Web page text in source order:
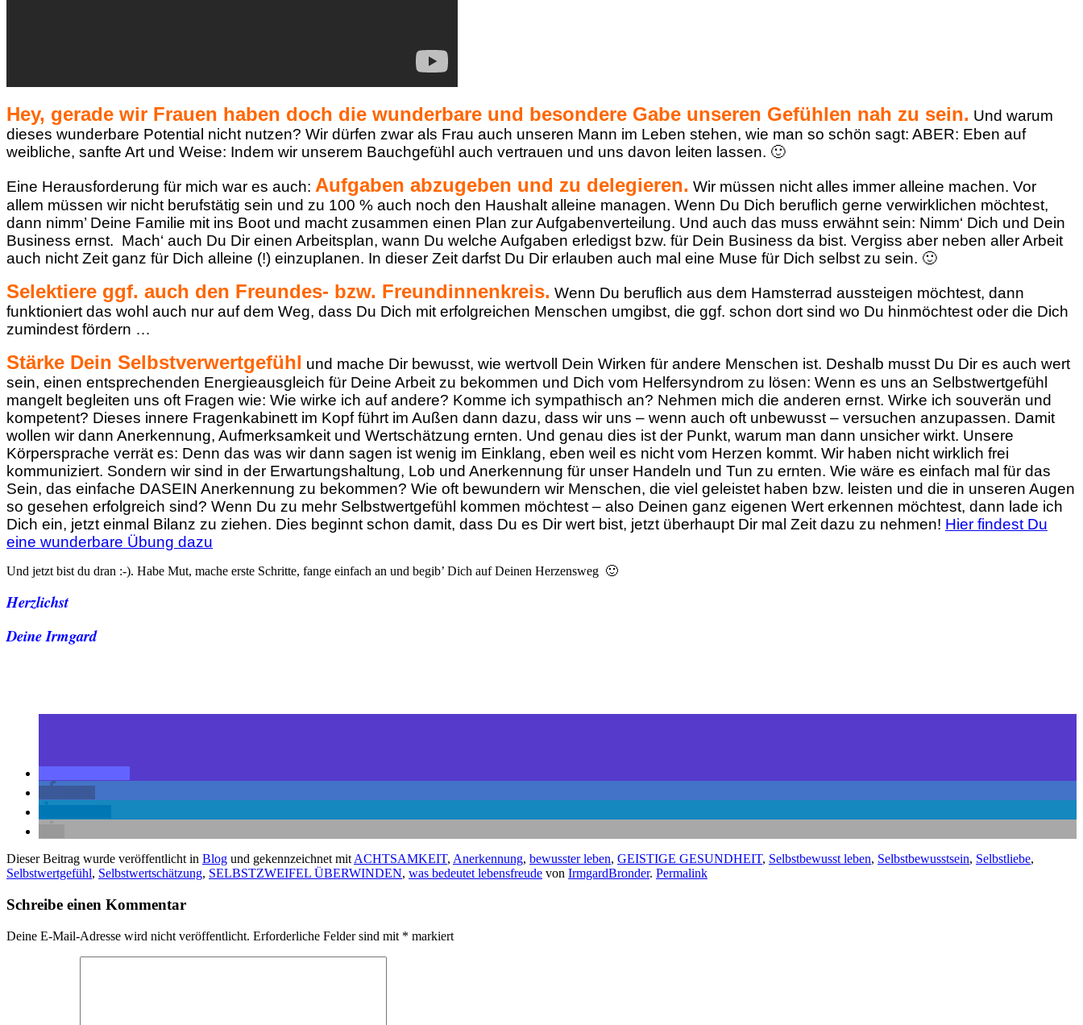
Hey, gerade wir Frauen haben doch die wunderbare und besondere Gabe unseren Gefühlen nah zu sein. Und warum
dieses wunderbare Potential nicht nutzen? Wir dürfen zwar als Frau auch unseren Mann im Leben stehen, wie man so schön sagt: ABER: Eben auf
weibliche, sanfte Art und Weise: Indem wir unserem Bauchgefühl auch vertrauen und uns davon leiten lassen. 🙂
Eine Herausforderung für mich war es auch: Aufgaben abzugeben und zu delegieren. Wir müssen nicht alles immer alleine machen. Vor
allem müssen wir nicht berufstätig sein und zu 100 % auch noch den Haushalt alleine managen. Wenn Du Dich beruflich gerne verwirklichen möchtest,
dann nimm’ Deine Familie mit ins Boot und macht zusammen einen Plan zur Aufgabenverteilung. Und auch das muss erwähnt sein: Nimm‘ Dich und Dein
Business ernst. Mach‘ auch Du Dir einen Arbeitsplan, wann Du welche Aufgaben erledigst bzw. für Dein Business da bist. Vergiss aber neben aller Arbeit
auch nicht Zeit ganz für Dich alleine (!) einzuplanen. In dieser Zeit darfst Du Dir erlauben auch mal eine Muse für Dich selbst zu sein. 🙂
Selektiere ggf. auch den Freundes- bzw. Freundinnenkreis. Wenn Du beruflich aus dem Hamsterrad aussteigen möchtest, dann
funktioniert das wohl auch nur auf dem Weg, dass Du Dich mit erfolgreichen Menschen umgibst, die ggf. schon dort sind wo Du hinmöchtest oder die Dich
zumindest fördern …
Stärke Dein Selbstverwertgefühl und mache Dir bewusst, wie wertvoll Dein Wirken für andere Menschen ist. Deshalb musst Du Dir es auch wert
sein, einen entsprechenden Energieausgleich für Deine Arbeit zu bekommen und Dich vom Helfersyndrom zu lösen: Wenn es uns an Selbstwertgefühl
mangelt begleiten uns oft Fragen wie: Wie wirke ich auf andere? Komme ich sympathisch an? Nehmen mich die anderen ernst. Wirke ich souverän und
kompetent? Dieses innere Fragenkabinett im Kopf führt im Außen dann dazu, dass wir uns – wenn auch oft unbewusst – versuchen anzupassen. Damit
wollen wir dann Anerkennung, Aufmerksamkeit und Wertschätzung ernten. Und genau dies ist der Punkt, warum man dann unsicher wirkt. Unsere
Körpersprache verrät es: Denn das was wir dann sagen ist wenig im Einklang, eben weil es nicht vom Herzen kommt. Wir haben nicht wirklich frei
kommuniziert. Sondern wir sind in der Erwartungshaltung, Lob und Anerkennung für unser Handeln und Tun zu ernten. Wie wäre es einfach mal für das
Sein, das einfache DASEIN Anerkennung zu bekommen? Wie oft bewundern wir Menschen, die viel geleistet haben bzw. leisten und die in unseren Augen
so gesehen erfolgreich sind? Wenn Du zu mehr Selbstwertgefühl kommen möchtest – also Deinen ganz eigenen Wert erkennen möchtest, dann lade ich
Dich ein, jetzt einmal Bilanz zu ziehen. Dies beginnt schon damit, dass Du es Dir wert bist, jetzt überhaupt Dir mal Zeit dazu zu nehmen! Hier findest Du
eine wunderbare Übung dazu
Und jetzt bist du dran :-). Habe Mut, mache erste Schritte, fange einfach an und begib’ Dich auf Deinen Herzensweg 🙂
Herzlichst
Deine Irmgard
Dieser Beitrag wurde veröffentlicht in Blog und gekennzeichnet mitACHTSAMKEIT, Anerkennung, bewusster leben, GEISTIGE GESUNDHEIT, Selbstbewusst leben, Selbstbewusstsein, Selbstliebe,
Selbstwertgefühl, Selbstwertschätzung, SELBSTZWEIFEL ÜBERWINDEN, was bedeutet lebensfreude von IrmgardBronder. Permalink
Schreibe einen Kommentar
Deine E-Mail-Adresse wird nicht veröffentlicht. Erforderliche Felder sind mit * markiert